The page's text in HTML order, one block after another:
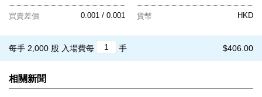
0.001 / 0.001
買賣差價 HKD
貨幣
$406.00
每手 2,000 股 入場費每 手
相關新聞